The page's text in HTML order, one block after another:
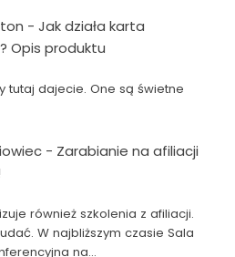
- Jak działa karta
Opis produktu
tutaj dajecie. One są świetne
- Zarabianie na afiliacji
również szkolenia z afiliacji.
W najbliższym czasie Sala
na…